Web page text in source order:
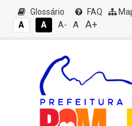
Glossário FAQ
A
A A- A A+